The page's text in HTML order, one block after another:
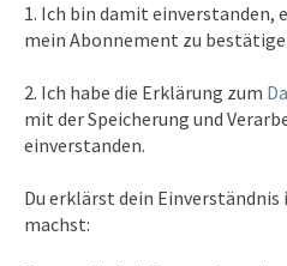
1. Ich bin damit einverstanden,
mein Abonnement zu
2. Ich habe die Erklärung zum
mit der Speicherung und
einverstanden.
Du erklärst dein Einverständnis
machst:
Tel. 0351/2681691
E-Mail: info [at ] spirit-on-
Heilpraxis
Heilpraxis Hirschburger